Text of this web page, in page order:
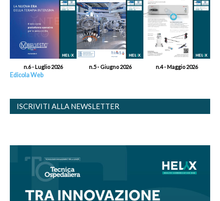
n.6 - Luglio 2026 n.5 - Giugno 2026 n.4 - Maggio 2026
Edicola Web
ISCRIVITI ALLA NEWSLETTER